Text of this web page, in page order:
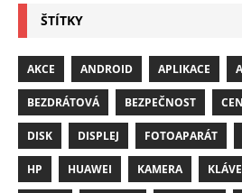
ŠTÍTKY
AKCE ANDROID APLIKACE
BEZDRÁTOVÁ BEZPEČNOST
DISK DISPLEJ FOTOAPARÁT
HP HUAWEI KAMERA